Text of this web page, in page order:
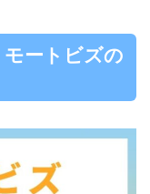
ートビズの